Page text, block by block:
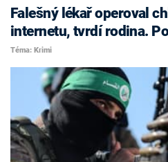
Falešný lékař operoval
internetu, tvrdí rodina.
Téma: Krimi